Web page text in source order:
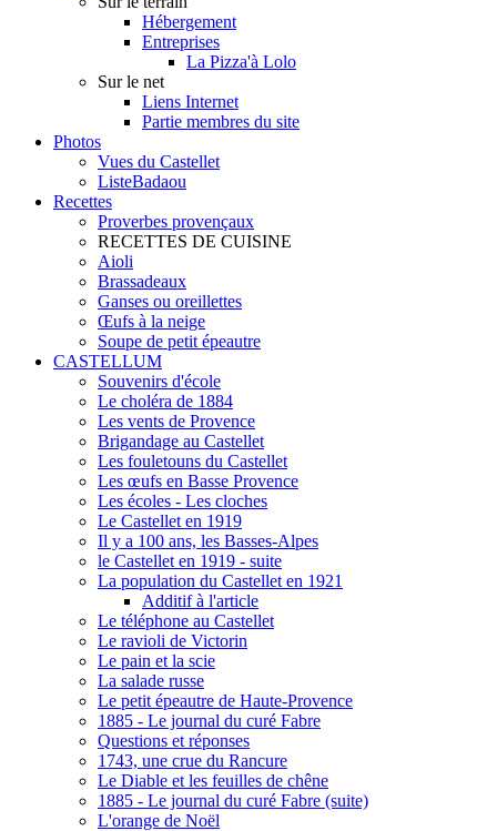
Hébergement
Entreprises
La Pizza'à Lolo
Sur le net
Liens Internet
Partie membres du site
Photos
Vues du Castellet
ListeBadaou
Recettes
Proverbes provençaux
RECETTES DE CUISINE
Aioli
Brassadeaux
Ganses ou oreillettes
Œufs à la neige
Soupe de petit épeautre
CASTELLUM
Souvenirs d'école
Le choléra de 1884
Les vents de Provence
Brigandage au Castellet
Les fouletouns du Castellet
Les œufs en Basse Provence
Les écoles - Les cloches
Le Castellet en 1919
Il y a 100 ans, les Basses-Alpes
le Castellet en 1919 - suite
La population du Castellet en 1921
Additif à l'article
Le téléphone au Castellet
Le ravioli de Victorin
Le pain et la scie
La salade russe
Le petit épeautre de Haute-Provence
1885 - Le journal du curé Fabre
Questions et réponses
1743, une crue du Rancure
Le Diable et les feuilles de chêne
1885 - Le journal du curé Fabre (suite)
L'orange de Noël